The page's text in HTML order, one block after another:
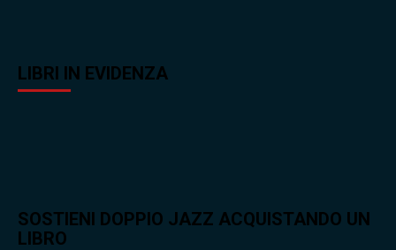
LIBRI IN EVIDENZA
SOSTIENI DOPPIO JAZZ ACQUISTANDO UN
LIBRO